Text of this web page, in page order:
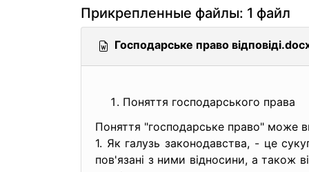
Прикрепленные файлы: 1 файл
Господарське право
Поняття господарського права
Поняття "господарське право" може
1. Як галузь законодавства, - це
пов'язані з ними відносини, а також